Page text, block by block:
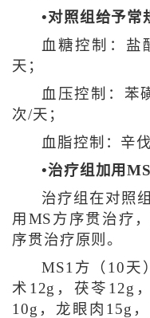
•对照组给予常
血糖控制：盐
天；
血压控制：苯
次/天；
血脂控制：辛
•治疗组加用
治疗组在对照
用MS方序贯治疗
序贯治疗原则。
MS1方（10天
术12g，茯苓12g
10g，龙眼肉15g